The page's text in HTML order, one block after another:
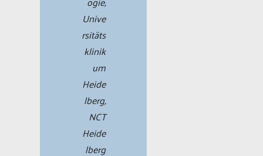
Unive
rsitäts
klinik
um
Heide
lberg,
NCT
Heide
lberg